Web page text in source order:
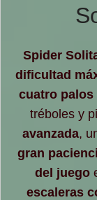
Spider
dificultad
cuatro
tréboles y
avanzada,
gran
del juego
escaleras